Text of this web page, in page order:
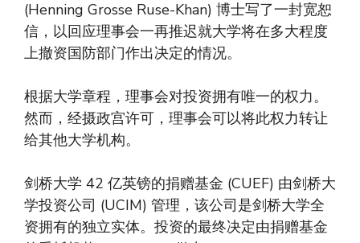
(Henning Grosse Ruse-Khan) 博士写了一封宽恕
信，以回应理事会一再推迟就大学将在多大程度
上撤资国防部门作出决定的情况。
根据大学章程，理事会对投资拥有唯一的权力。
然而，经摄政宫许可，理事会可以将此权力转让
给其他大学机构。
剑桥大学 42 亿英镑的捐赠基金 (CUEF) 由剑桥大
学投资公司 (UCIM) 管理，该公司是剑桥大学全
资拥有的独立实体。投资的最终决定由捐赠基金